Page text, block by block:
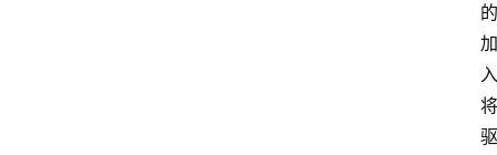
的
加
入
将
驱